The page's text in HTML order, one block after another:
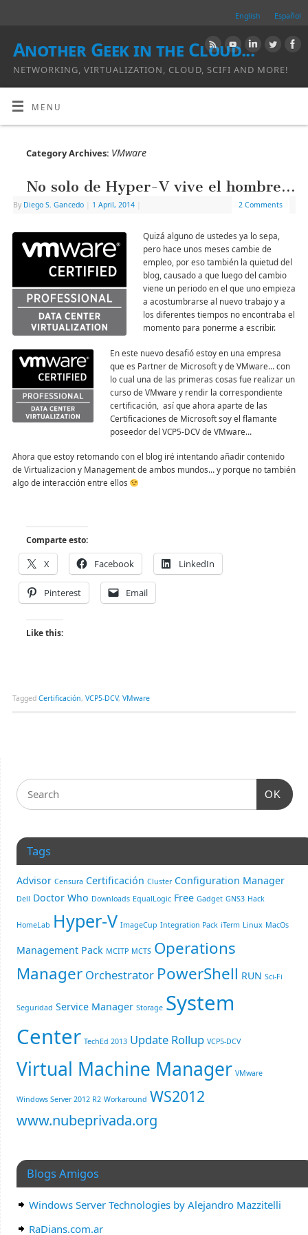
English Español
Another Geek in the Cloud...
NETWORKING, VIRTUALIZATION, CLOUD, SCIFI AND MORE!
MENU
Category Archives: VMware
No solo de Hyper-V vive el hombre…
By Diego S. Gancedo 1 April, 2014 2 Comments
Quizá alguno de ustedes ya lo sepa,
pero hace unos meses cambie de
empleo, por eso también la quietud del
blog, causado a que luego del cambio
viene un periodo en el que uno empieza
a acostumbrarse al nuevo trabajo y a
los diferentes tiempos no encontraba el
momento para ponerme a escribir.
En este nuevo desafió estoy en una empresa
que es Partner de Microsoft y de VMware… con
lo cual una de las primeras cosas fue realizar un
curso de VMware y rendir la correspondiente
certificación, así que ahora aparte de las
Certificaciones de Microsoft soy el flamante
poseedor del VCP5-DCV de VMware…
Ahora que estoy retomando con el blog iré intentando añadir contenido
de Virtualizacion y Management de ambos mundos… y porque no también
algo de interacción entre ellos
Comparte esto:
X Facebook LinkedIn
Pinterest Email
Like this:
Tagged Certificación, VCP5-DCV, VMware
OK
Tags
Advisor Censura Certificación Cluster Configuration Manager
Dell Doctor Who Downloads EqualLogic Free Gadget GNS3 Hack
HomeLab Hyper-V ImageCup Integration Pack iTerm Linux MacOs
Management Pack MCITP MCTS Operations
Manager Orchestrator PowerShell RUN Sci-Fi
Seguridad Service Manager Storage System
Center TechEd 2013 Update Rollup VCP5-DCV
Virtual Machine Manager VMware
Windows Server 2012 R2 Workaround WS2012
www.nubeprivada.org
Blogs Amigos
Windows Server Technologies by Alejandro Mazzitelli
RaDians.com.ar